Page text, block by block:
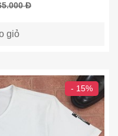
Đ
giỏ
- 15%